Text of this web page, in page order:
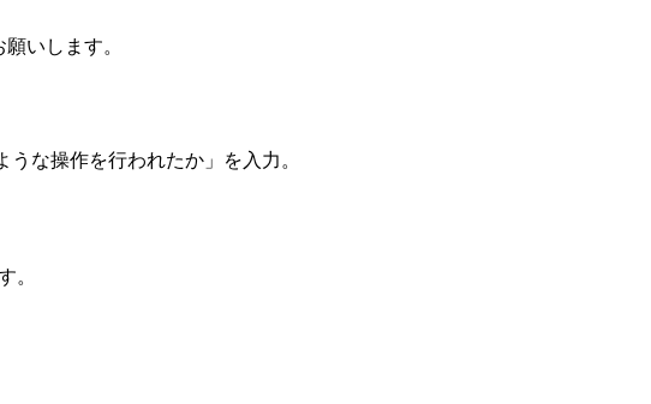
いします。
な操作を行われたか」を入力。
。